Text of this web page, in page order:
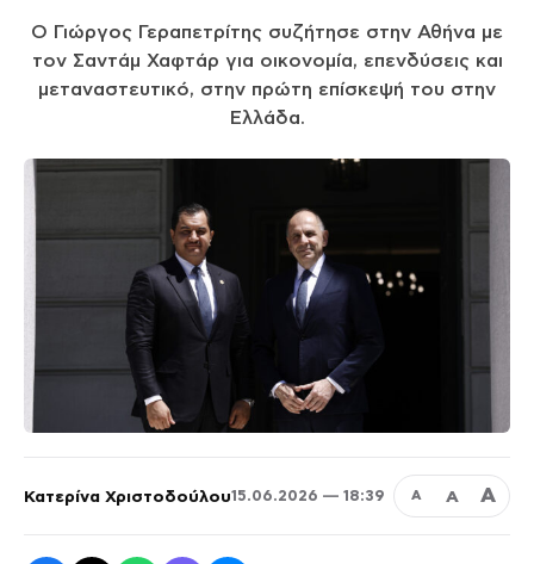
Ο Γιώργος Γεραπετρίτης συζήτησε στην Αθήνα με
τον Σαντάμ Χαφτάρ για οικονομία, επενδύσεις και
μεταναστευτικό, στην πρώτη επίσκεψή του στην
Ελλάδα.
Κατερίνα Χριστοδούλου15.06.2026 — 18:39 Α Α Α